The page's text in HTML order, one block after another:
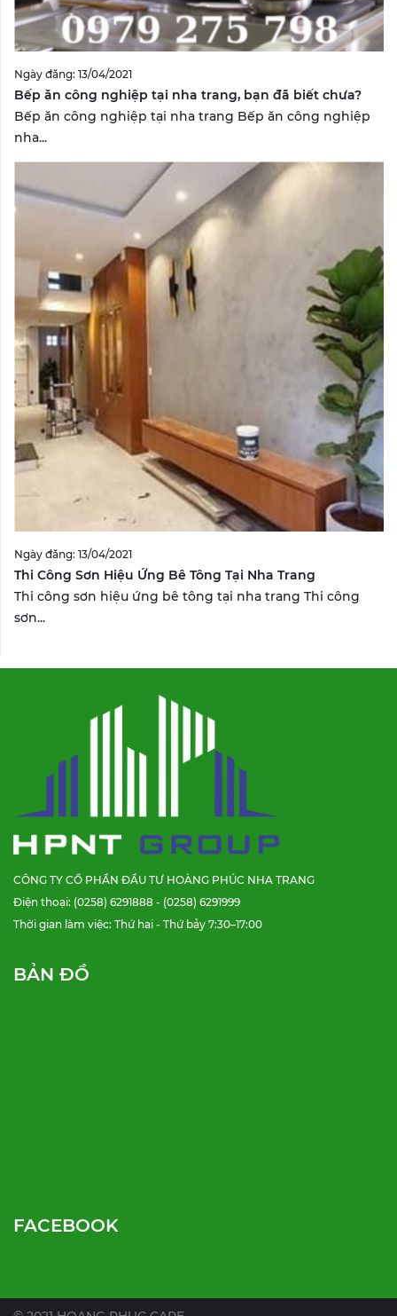
Ngày đăng: 13/04/2021
Bếp ăn công nghiệp tại nha trang, bạn đã biết chưa?
Bếp ăn công nghiệp tại nha trang Bếp ăn công nghiệp
nha...
Ngày đăng: 13/04/2021
Thi Công Sơn Hiệu Ứng Bê Tông Tại Nha Trang
Thi công sơn hiệu ứng bê tông tại nha trang Thi công
sơn...
CÔNG TY CỔ PHẦN ĐẦU TƯ HOÀNG PHÚC NHA TRANG
Điện thoại: (0258) 6291888 - (0258) 6291999
Thời gian làm việc: Thứ hai - Thứ bảy 7:30–17:00
BẢN ĐỒ
FACEBOOK